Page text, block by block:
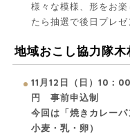
様々な模様、形をお
たら抽選で後日プレゼ
地域おこし協力隊
11月12日（日）10
円 事前申込制
今回は「焼きカレー
小麦・乳・卵）